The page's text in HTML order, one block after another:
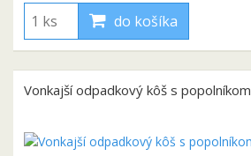
do košíka
Vonkajší odpadkový kôš s popolníkom